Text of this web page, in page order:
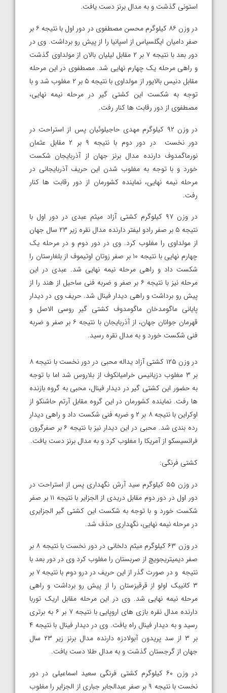
استونی گذشت و به مدال برنز دست یافت.
در وزن ۸۶ کیلوگرم محسن مصطفوی در دور اول با نتیجه ۶ بر
صفر دامیان ایگلسیاس از اسپانیا را از پیش رو برداشت. وی در
دور بعد با نتیجه ۷ بر ۲ مقابل لیلیان بالان از مولداوی گذشت
و راهی مرحله یک چهارم نهایی شد. مصطفوی در این مرحله
مقابل دنیس بالایور از مولداوی با نتیجه ۵ بر ۲ مغلوب شد و با
توجه به شکست این کشتی گیر در مرحله نیمه نهایی،
مصطفوی از دور رقابت ها کنار رفت.
در وزن ۹۲ کیلوگرم مهدی حاجیلوئیان پس از استراحت در
دور نخست در دور دوم با نتیجه ۹ بر ۲ مقابل عثمان
نورماگمدوف دارنده مدال برنز جهان از آذربایجان شکست
خورد و با توجه به مغلوب شدن این حریف آذربایجانی در
مرحله نیمه نهایی، نماینده کشورمان از دور رقابت ها کنار
رفت.
در وزن ۹۷ کیلوگرم کشتی آزاد میثم عبدی در دور اول با
نتیجه ۵ بر صفر رادو لیفتر دارنده مدال نقره زیر ۲۳ سال جهان
از مولداوی را مغلوب کرد. وی در دور دوم و در مرحله یک
چهارم نهایی با نتیجه ۱۰ بر صفر زوتان اوتیموف از بلغارستان را
شکست داد و راهی مرحله نیمه نهایی شد. عبدی در این
مرحله نیز با نتیجه ۶ بر صفر و ضربه فنی ساحیل از هند را از
پیش رو برداشت و راهی دیدار فینال شد. حریف وی در دیدار
پایانی ماگومدخان ماگومدوف کشتی گیر روسی الاصل و
قهرمان جوانان جهان، از آذربایجان با نتیجه ۶ بر صفر و ضربه
فنی شکست خورد و به مدال نقره رسید.
در وزن ۱۲۵ کشتی آزاد یداله محبی در دور نخست با نتیجه ۸
بر ۳ مغلوب دزیانیس خرامیانکوف از بلاروس شد اما با توجه
به حضور این کشتی گیر در دیدار فینال، محبی به گروه بازنده
ها رفت. نماینده کشورمان در این گروه مقابل آرتم حاشنکو از
اوکراین با نتیجه ۸ بر ۲ و ضربه فنی شکست داد و راهی دیدار
رده بندی شد. محبی در این دیدار نیز با نتیجه ۶ بر صفرگرون
فرانسیسکو از آمریکا را مغلوب کرد و به مدال برنز دست یافت.
کشتی فرنگی:
در وزن ۵۵ کیلوگرم سید آرش نگهداری پس از استراحت در
دور اول در دور دوم مقابل دریدی از الجزایر با نتیجه ۱۱ بر صفر
شکست خورد و با توجه به شکست این کشتی گیر الجزایری
در مرحله نیمه نهایی، نگهداری حذف شد.
در وزن ۶۳ کیلوگرم میثم دلخانی در دور نخست با نتیجه ۸ بر
صفر دیمیتریجویچ از صربستان را مغلوب کرد وی در دور بعد با
نتیجه و در صورت گذر از این حریف در درو دوم با نتیجه ۷ بر
۳ کانیبک اولو از قرقیزستان را از پیش رو برداشت و راهی
مرحله نیمه نهایی شد. وی در این مرحله مقابل اریک توربا
دارنده مدال نقره بازی های اروپایی با نتیجه ۷ بر ۶ به برتری
رسید و به دیدار فینال راه یافت. وی در دیدار فینال با نتیجه ۴
بر ۳ از سد پریدون آبولادزه دارنده مدال برنز زیر ۲۳ سال
جهان از گرجستان گذشت و به مدال طلا دست یافت.
در وزن ۶۰ کیلوگرم کشتی فرنگی سعید اسماعیلی در دور
نخست با نتیجه ۹ بر صفر عبدالجابر جباری از الجزایر را مغلوب